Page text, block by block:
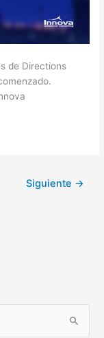
de Directions
Siguiente →